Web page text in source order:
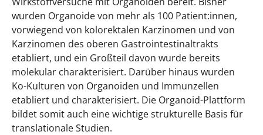
wurden Organoide von mehr als 100 Patient:innen,
vorwiegend von kolorektalen Karzinomen und von
Karzinomen des oberen Gastrointestinaltrakts
etabliert, und ein Großteil davon wurde bereits
molekular charakterisiert. Darüber hinaus wurden
Ko-Kulturen von Organoiden und Immunzellen
etabliert und charakterisiert. Die Organoid-Plattform
bildet somit auch eine wichtige strukturelle Basis für
translationale Studien.